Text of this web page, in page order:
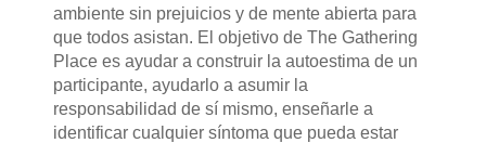
ambiente sin prejuicios y de mente abierta para
que todos asistan. El objetivo de The Gathering
Place es ayudar a construir la autoestima de un
participante, ayudarlo a asumir la
responsabilidad de sí mismo, enseñarle a
identificar cualquier síntoma que pueda estar